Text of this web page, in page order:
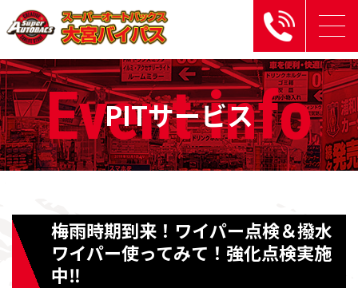
Eventinfo
PITサービス
梅雨時期到来！ワイパー点検＆撥水
ワイパー使ってみて！強化点検実施
中‼